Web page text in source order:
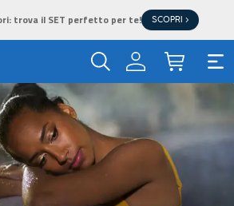
trova il SET perfetto per te! SCOPRI >